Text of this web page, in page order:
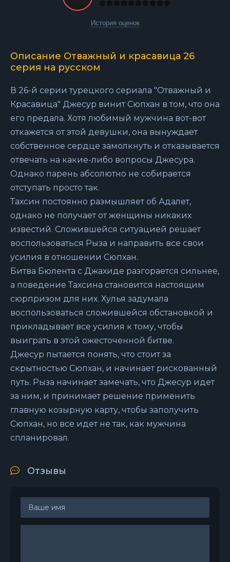
История оценок
Описание Отважный и красавица 26
серия на русском
В 26-й серии турецкого сериала "Отважный и
Красавица" Джесур винит Сюпхан в том, что она
его предала. Хотя любимый мужчина вот-вот
откажется от этой девушки, она вынуждает
собственное сердце замолкнуть и отказывается
отвечать на какие-либо вопросы Джесура.
Однако парень абсолютно не собирается
отступать просто так.
Тахсин постоянно размышляет об Адалет,
однако не получает от женщины никаких
известий. Сложившейся ситуацией решает
воспользоваться Рыза и направить все свои
усилия в отношении Сюпхан.
Битва Бюлента с Джахиде разгорается сильнее,
а поведение Тахсина становится настоящим
сюрпризом для них. Хулья задумала
воспользоваться сложившейся обстановкой и
прикладывает все усилия к тому, чтобы
выиграть в этой ожесточенной битве.
Джесур пытается понять, что стоит за
скрытностью Сюпхан, и начинает рискованный
путь. Рыза начинает замечать, что Джесур идет
за ним, и принимает решение применить
главную козырную карту, чтобы заполучить
Сюпхан, но все идет не так, как мужчина
спланировал.
Отзывы